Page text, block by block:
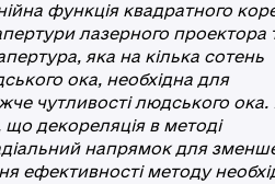
функція квадратного
лазерного проектора
яка на кілька сотень
ока, необхідна для
чутливості людського ока.
декореляція в методі
напрямок для
ефективності методу